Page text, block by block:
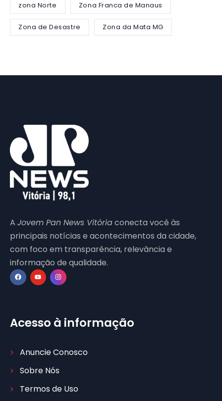
zona Norte Zona Franca de Manaus
Zona de Desastre Zona da Mata MG
A Jovem Pan News Vitóriaconecta você às
principais notícias e acontecimentos da cidade,
com foco em transparência, relevância e
informação de qualidade.
Acesso à informação
Anuncie Conosco
Sobre Nós
Termos de Uso